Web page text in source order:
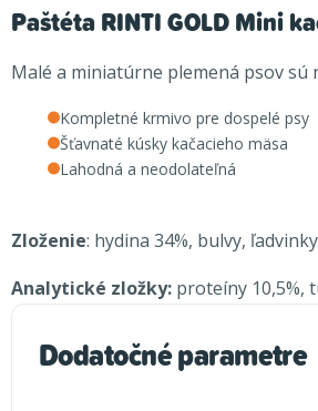
Paštéta RINTI GOLD Mini
Malé a miniatúrne plemená psov
Kompletné krmivo pre dospelé psy
Šťavnaté kúsky kačacieho mäsa
Lahodná a neodolateľná
Zloženie: hydina 34%, bulvy,
Analytické zložky: proteíny 10,5%,
Dodatočné parametre